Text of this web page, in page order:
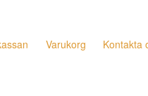
Varukorg Kontakta